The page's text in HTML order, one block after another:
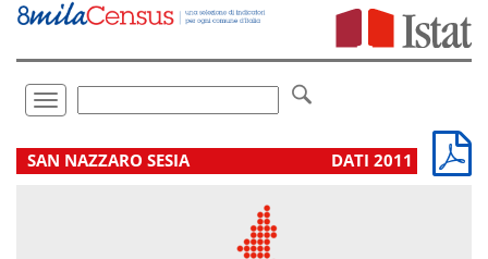
Vai
direttamente
Toggle
navigation
.
SAN NAZZARO SESIA DATI 2011